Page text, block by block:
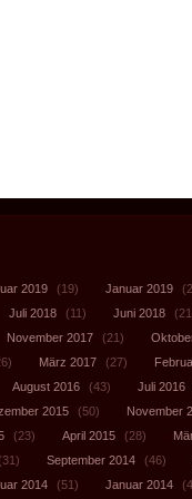
2019 (19) Januar 2019
Juli 2018 (11) Juni 2018
November 2017 (21)
März 2017 (27)
August 2016 (43) Juli 2016
2015 (50) November
(23) April 2015 (28)
(31) September 2014 (46)
2014 (51) Januar 2014